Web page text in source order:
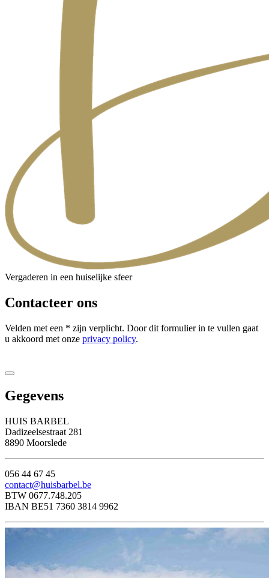
Vergaderen in een huiselijke sfeer
Contacteer ons
Velden met een * zijn verplicht. Door dit formulier in te vullen gaat
u akkoord met onze privacy policy.
Gegevens
HUIS BARBEL
Dadizeelsestraat 281
8890 Moorslede
056 44 67 45
contact@huisbarbel.be
BTW 0677.748.205
IBAN BE51 7360 3814 9962